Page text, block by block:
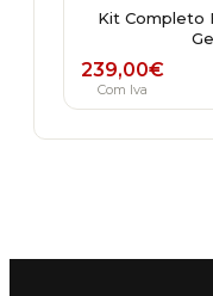
Kit Completo
239,00€
Com Iva